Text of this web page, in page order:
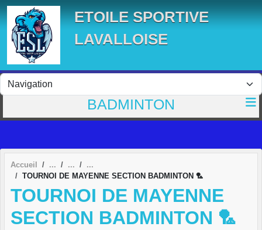
ETOILE SPORTIVE
LAVALLOISE
BADMINTON
Accueil
TOURNOI DE MAYENNE SECTION BADMINTON 🏸
TOURNOI DE MAYENNE
SECTION BADMINTON 🏸
Panneau de gestion des cookies